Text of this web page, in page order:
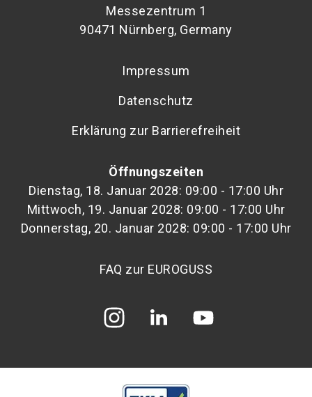
Messezentrum 1
90471 Nürnberg, Germany
Impressum
Datenschutz
Erklärung zur Barrierefreiheit
Öffnungszeiten
Dienstag, 18. Januar 2028: 09:00 - 17:00 Uhr
Mittwoch, 19. Januar 2028: 09:00 - 17:00 Uhr
Donnerstag, 20. Januar 2028: 09:00 - 17:00 Uhr
FAQ zur EUROGUSS